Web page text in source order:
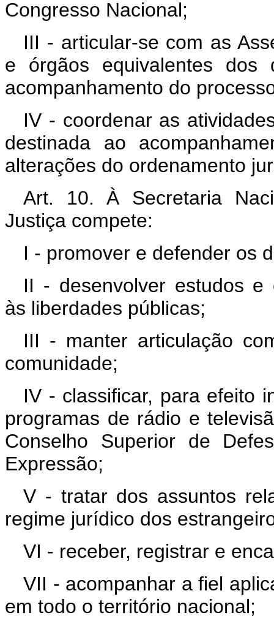
Congresso Nacional;
III - articular-se com as
e órgãos equivalentes dos
acompanhamento do
IV - coordenar as
destinada ao
alterações do ordenamento
Art. 10. À Secretaria
Justiça compete:
I - promover e defender os
II - desenvolver estudos e
às liberdades públicas;
III - manter articulação
comunidade;
IV - classificar, para efeito
programas de rádio e
Conselho Superior de
Expressão;
V - tratar dos assuntos
regime jurídico dos
VI - receber, registrar e
VII - acompanhar a fiel
em todo o território nacional;